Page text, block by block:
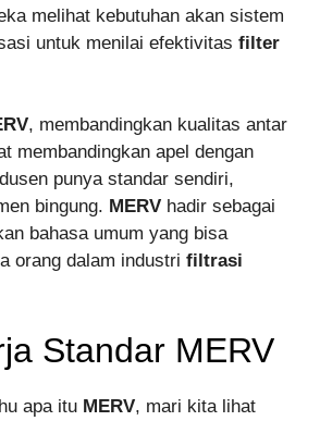
melihat kebutuhan akan sistem
untuk menilai efektivitas filter
, membandingkan kualitas antar
membandingkan apel dengan
punya standar sendiri,
bingung. MERV hadir sebagai
bahasa umum yang bisa
orang dalam industri filtrasi
Standar MERV
apa itu MERV, mari kita lihat